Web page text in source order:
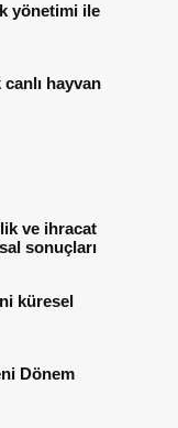
yönetimi ile
hayvan
ve ihracat
sonuçları
küresel
Dönem